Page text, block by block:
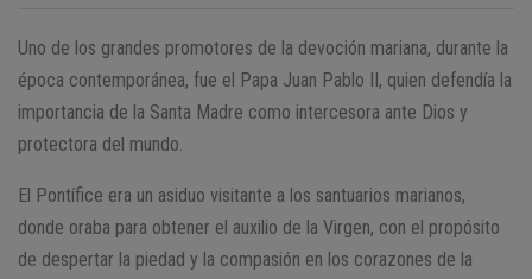
Uno de los grandes promotores de la devoción mariana, durante la
época contemporánea, fue el Papa Juan Pablo II, quien defendía la
importancia de la Santa Madre como intercesora ante Dios y
protectora del mundo.
El Pontífice era un asiduo visitante a los santuarios marianos,
donde oraba para obtener el auxilio de la Virgen, con el propósito
de despertar la piedad y la compasión en los corazones de la